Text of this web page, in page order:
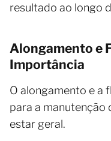
resultado ao longo
Alongamento e
Importância
O alongamento e a
para a manutenção
estar geral.